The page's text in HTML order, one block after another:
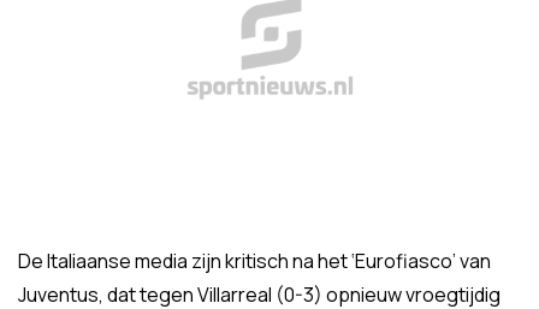
De Italiaanse media zijn kritisch na het ‘Eurofiasco’ van
Juventus, dat tegen Villarreal (0-3) opnieuw vroegtijdig